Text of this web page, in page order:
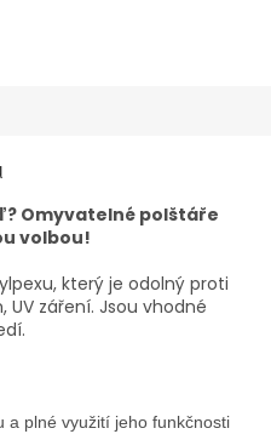
Omyvatelné polštáře
volbou!
který je odolný proti
záření. Jsou vhodné
a plné využití jeho funkčnosti se